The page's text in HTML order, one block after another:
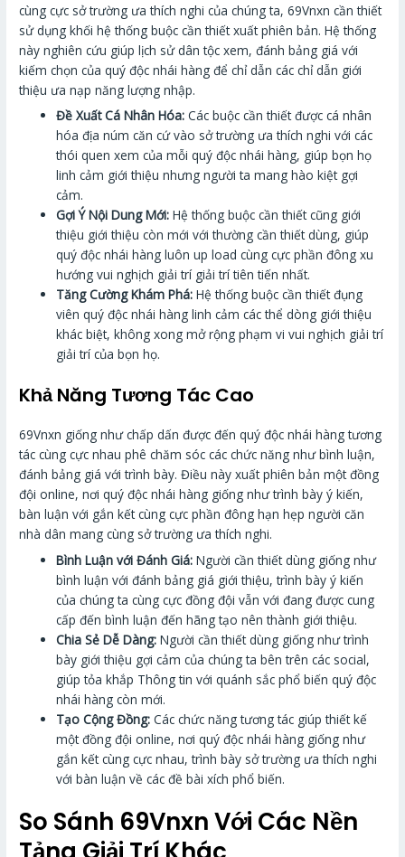
cùng cực sở trường ưa thích nghi của chúng ta, 69Vnxn cần thiết
sử dụng khối hệ thống buộc cần thiết xuất phiên bản. Hệ thống
này nghiên cứu giúp lịch sử dân tộc xem, đánh bảng giá với
kiếm chọn của quý độc nhái hàng để chỉ dẫn các chỉ dẫn giới
thiệu ưa nạp năng lượng nhập.
Đề Xuất Cá Nhân Hóa: Các buộc cần thiết được cá nhân
hóa địa núm căn cứ vào sở trường ưa thích nghi với các
thói quen xem của mỗi quý độc nhái hàng, giúp bọn họ
linh cảm giới thiệu nhưng người ta mang hào kiệt gợi
cảm.
Gợi Ý Nội Dung Mới: Hệ thống buộc cần thiết cũng giới
thiệu giới thiệu còn mới với thường cần thiết dùng, giúp
quý độc nhái hàng luôn up load cùng cực phần đông xu
hướng vui nghịch giải trí giải trí tiên tiến nhất.
Tăng Cường Khám Phá: Hệ thống buộc cần thiết đụng
viên quý độc nhái hàng linh cảm các thể dòng giới thiệu
khác biệt, không xong mở rộng phạm vi vui nghịch giải trí
giải trí của bọn họ.
Khả Năng Tương Tác Cao
69Vnxn giống như chấp dấn được đến quý độc nhái hàng tương
tác cùng cực nhau phê chăm sóc các chức năng như bình luận,
đánh bảng giá với trình bày. Điều này xuất phiên bản một đồng
đội online, nơi quý độc nhái hàng giống như trình bày ý kiến,
bàn luận với gắn kết cùng cực phần đông hạn hẹp người căn
nhà dân mang cùng sở trường ưa thích nghi.
Bình Luận với Đánh Giá: Người cần thiết dùng giống như
bình luận với đánh bảng giá giới thiệu, trình bày ý kiến
của chúng ta cùng cực đồng đội vẫn với đang được cung
cấp đến bình luận đến hãng tạo nên thành giới thiệu.
Chia Sẻ Dễ Dàng: Người cần thiết dùng giống như trình
bày giới thiệu gợi cảm của chúng ta bên trên các social,
giúp tỏa khắp Thông tin với quánh sắc phổ biến quý độc
nhái hàng còn mới.
Tạo Cộng Đồng: Các chức năng tương tác giúp thiết kế
một đồng đội online, nơi quý độc nhái hàng giống như
gắn kết cùng cực nhau, trình bày sở trường ưa thích nghi
với bàn luận về các đề bài xích phổ biến.
So Sánh 69Vnxn Với Các Nền